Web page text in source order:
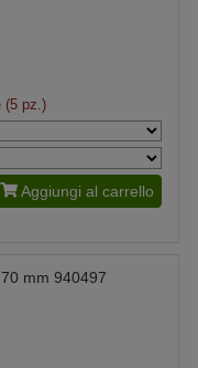
(5 pz.)
Aggiungi al carrello
mm 940497